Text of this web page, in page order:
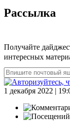
Рассылка
Получайте
интересных
1 декабря 2022 |